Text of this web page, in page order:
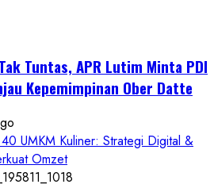
Tuntas, APR Lutim Minta PDI
Kepemimpinan Ober Datte
UMKM Kuliner: Strategi Digital &
Omzet